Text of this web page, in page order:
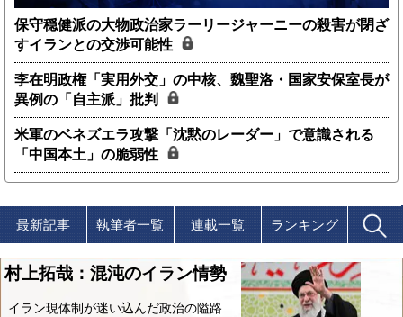
保守穏健派の大物政治家ラーリージャーニーの殺害が閉ざ
すイランとの交渉可能性
李在明政権「実用外交」の中核、魏聖洛・国家安保室長が
異例の「自主派」批判
米軍のベネズエラ攻撃「沈黙のレーダー」で意識される
「中国本土」の脆弱性
最新記事 執筆者一覧 連載一覧 ランキング
村上拓哉：混沌のイラン情勢
イラン現体制が迷い込んだ政治の隘路